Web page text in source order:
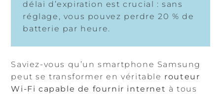
délai d’expiration est crucial : sans
réglage, vous pouvez perdre 20 % de
batterie par heure.
Saviez-vous qu’un smartphone Samsung
peut se transformer en véritable routeur
Wi-Fi capable de fournir internet à tous